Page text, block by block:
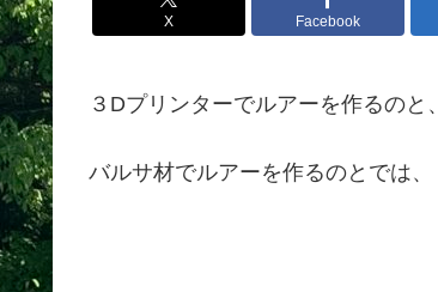
X Facebook
３Dプリンターでルアーを作るのと、
バルサ材でルアーを作るのとでは、